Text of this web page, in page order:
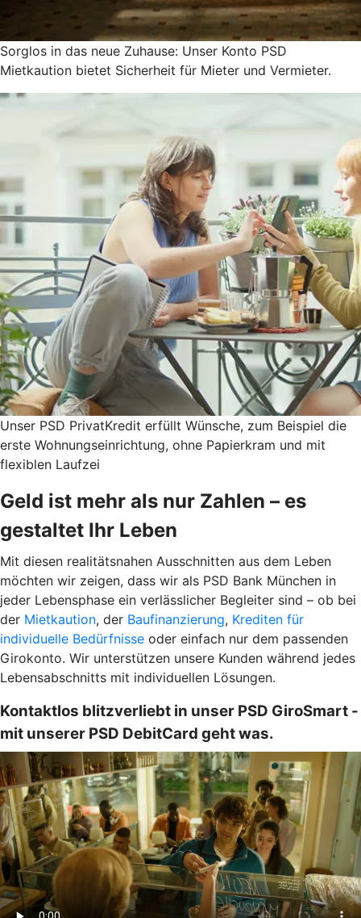
Sorglos in das neue Zuhause: Unser Konto PSD
Mietkaution bietet Sicherheit für Mieter und Vermieter.
Unser PSD PrivatKredit erfüllt Wünsche, zum Beispiel die
erste Wohnungseinrichtung, ohne Papierkram und mit
flexiblen Laufzei
Geld ist mehr als nur Zahlen – es
gestaltet Ihr Leben
Mit diesen realitätsnahen Ausschnitten aus dem Leben
möchten wir zeigen, dass wir als PSD Bank München in
jeder Lebensphase ein verlässlicher Begleiter sind – ob bei
der Mietkaution, der Baufinanzierung, Krediten für
individuelle Bedürfnisse oder einfach nur dem passenden
Girokonto. Wir unterstützen unsere Kunden während jedes
Lebensabschnitts mit individuellen Lösungen.
Kontaktlos blitzverliebt in unser PSD GiroSmart -
mit unserer PSD DebitCard geht was.